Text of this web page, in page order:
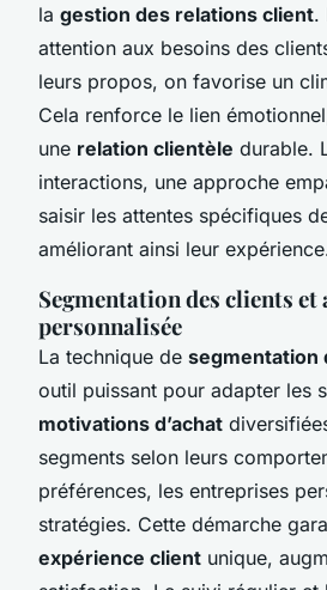
la gestion des relations client.
attention aux besoins des
leurs propos, on favorise un
Cela renforce le lien
une relation clientèle durable.
interactions, une approche
saisir les attentes spécifiques
améliorant ainsi leur
Segmentation des clients et
personnalisée
La technique de segmentation
outil puissant pour adapter les
motivations d’achat
segments selon leurs
préférences, les entreprises
stratégies. Cette démarche
expérience client unique,